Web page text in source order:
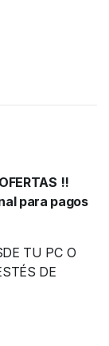
!!
para pagos
TU PC O
DE